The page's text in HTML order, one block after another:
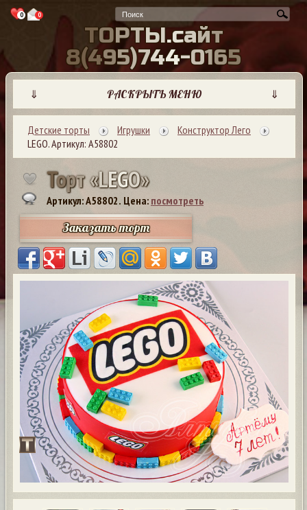
0 0
ТОРТЫ.сайт
8(495)744-0165
⇓ РАСКРЫТЬ МЕНЮ ⇓
Детские торты Игрушки
Конструктор Лего
LEGO. Артикул: А58802
Торт«LEGO»
Артикул: A58802. Цена: посмотреть
Заказать торт